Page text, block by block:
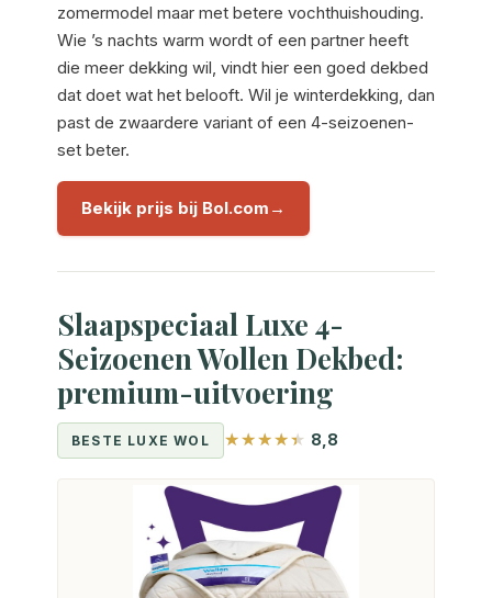
zomermodel maar met betere vochthuishouding.
Wie ’s nachts warm wordt of een partner heeft
die meer dekking wil, vindt hier een goed dekbed
dat doet wat het belooft. Wil je winterdekking, dan
past de zwaardere variant of een 4-seizoenen-
set beter.
Bekijk prijs bij Bol.com
Slaapspeciaal Luxe 4-
Seizoenen Wollen Dekbed:
premium-uitvoering
BESTE LUXE WOL 8,8